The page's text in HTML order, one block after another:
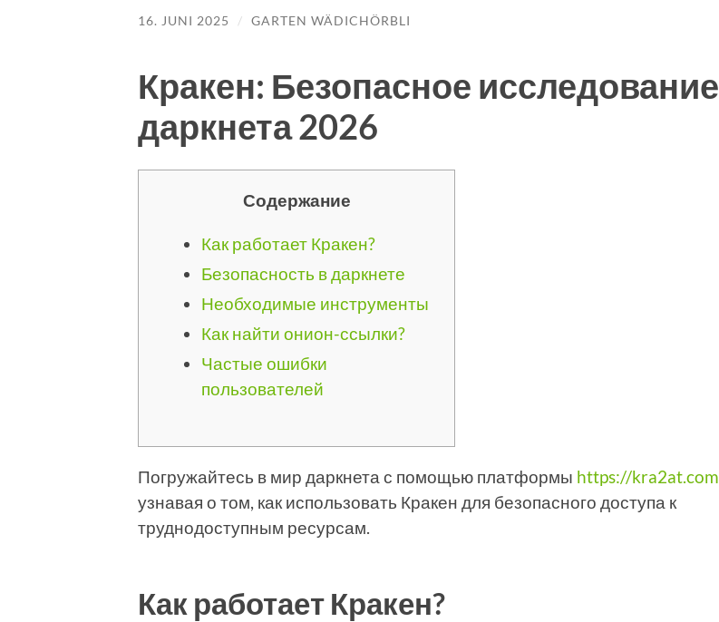
16. JUNI 2025 / GARTEN WÄDICHÖRBLI
Кракен: Безопасное исследование
даркнета 2026
Содержание
Как работает Кракен?
Безопасность в даркнете
Необходимые инструменты
Как найти онион-ссылки?
Частые ошибки
пользователей
Погружайтесь в мир даркнета с помощью платформы https://kra2at.com
узнавая о том, как использовать Кракен для безопасного доступа к
труднодоступным ресурсам.
Как работает Кракен?